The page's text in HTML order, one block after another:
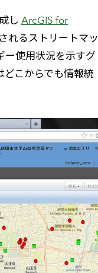
し ArcGIS for
れるストリートマッ
ー使用状況を示すグ
こからでも情報統